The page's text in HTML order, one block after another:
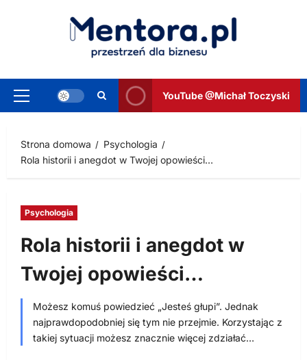
Menu
YouTube @Michał Toczyski
Strona domowa
Psychologia
Rola historii i anegdot w Twojej opowieści…
Psychologia
Rola historii i anegdot w
Twojej opowieści…
Możesz komuś powiedzieć „Jesteś głupi”. Jednak
najprawdopodobniej się tym nie przejmie. Korzystając z
takiej sytuacji możesz znacznie więcej zdziałać…